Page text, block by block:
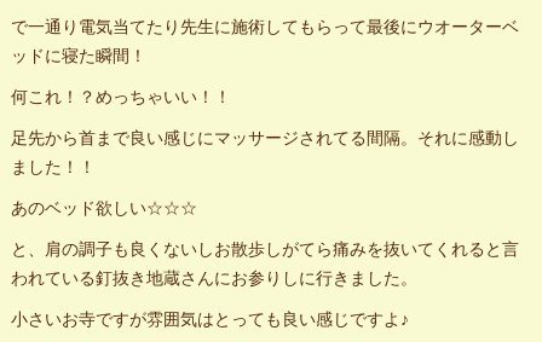
で一通り電気当てたり先生に施術してもらって最後にウオーターベ
ッドに寝た瞬間！
何これ！？めっちゃいい！！
足先から首まで良い感じにマッサージされてる間隔。それに感動し
ました！！
あのベッド欲しい☆☆☆
と、肩の調子も良くないしお散歩しがてら痛みを抜いてくれると言
われている釘抜き地蔵さんにお参りしに行きました。
小さいお寺ですが雰囲気はとっても良い感じですよ♪